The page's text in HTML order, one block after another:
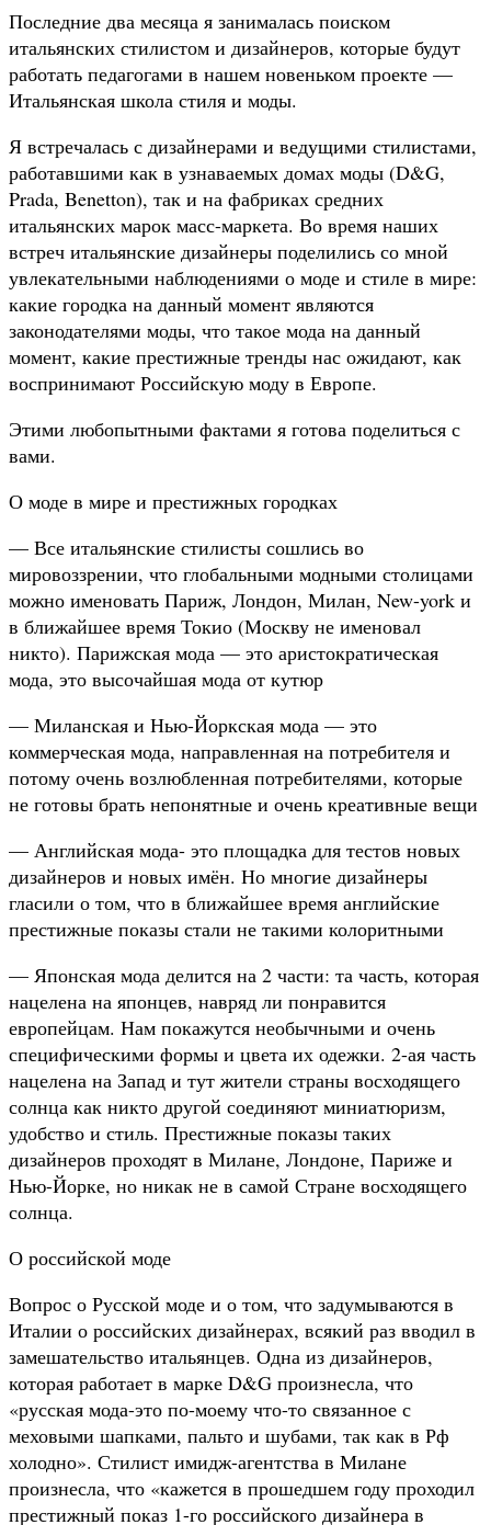
Последние два месяца я занималась поиском
итальянских стилистом и дизайнеров, которые будут
работать педагогами в нашем новеньком проекте —
Итальянская школа стиля и моды.
Я встречалась с дизайнерами и ведущими стилистами,
работавшими как в узнаваемых домах моды (D&G,
Prada, Benetton), так и на фабриках средних
итальянских марок масс-маркета. Во время наших
встреч итальянские дизайнеры поделились со мной
увлекательными наблюдениями о моде и стиле в мире:
какие городка на данный момент являются
законодателями моды, что такое мода на данный
момент, какие престижные тренды нас ожидают, как
воспринимают Российскую моду в Европе.
Этими любопытными фактами я готова поделиться с
вами.
О моде в мире и престижных городках
— Все итальянские стилисты сошлись во
мировоззрении, что глобальными модными столицами
можно именовать Париж, Лондон, Милан, New-york и
в ближайшее время Токио (Москву не именовал
никто). Парижская мода — это аристократическая
мода, это высочайшая мода от кутюр
— Миланская и Нью-Йоркская мода — это
коммерческая мода, направленная на потребителя и
потому очень возлюбленная потребителями, которые
не готовы брать непонятные и очень креативные вещи
— Английская мода- это площадка для тестов новых
дизайнеров и новых имён. Но многие дизайнеры
гласили о том, что в ближайшее время английские
престижные показы стали не такими колоритными
— Японская мода делится на 2 части: та часть, которая
нацелена на японцев, навряд ли понравится
европейцам. Нам покажутся необычными и очень
специфическими формы и цвета их одежки. 2-ая часть
нацелена на Запад и тут жители страны восходящего
солнца как никто другой соединяют миниатюризм,
удобство и стиль. Престижные показы таких
дизайнеров проходят в Милане, Лондоне, Париже и
Нью-Йорке, но никак не в самой Стране восходящего
солнца.
О российской моде
Вопрос о Русской моде и о том, что задумываются в
Италии о российских дизайнерах, всякий раз вводил в
замешательство итальянцев. Одна из дизайнеров,
которая работает в марке D&G произнесла, что
«русская мода-это по-моему что-то связанное с
меховыми шапками, пальто и шубами, так как в Рф
холодно». Стилист имидж-агентства в Милане
произнесла, что «кажется в прошедшем году проходил
престижный показ 1-го российского дизайнера в